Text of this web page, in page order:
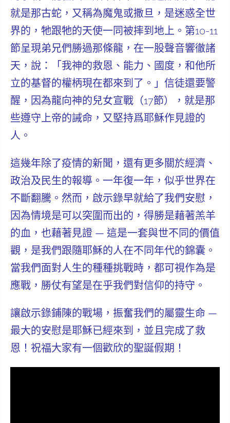
就是那古蛇，又稱為魔鬼或撒旦，是迷惑全世
界的，牠跟牠的天使一同被摔到地上。第10-11
節呈現弟兄們勝過那條龍，在一股聲音響徹諸
天，說：
「我神的救恩、能力、國度，和他所
立的基督的權柄現在都來到了。」 信徒還要警
醒，因為龍向神的兒女宣戰（17節），就是那
些遵守上帝的誡命，又堅持爲耶穌作見證的
人。
這幾年除了疫情的新聞，還有更多關於經濟、
政治及民生的報導。一年復一年，似乎世界在
不斷翻騰。然而，啟示錄早就給了我們安慰，
因為情境是可以突圍而出的，得勝是藉著羔羊
的血，也藉著見證 — 這是一套與世不同的價值
觀，是我們跟隨耶穌的人在不同年代的錦囊。
當我們面對人生的種種挑戰時，都可視作為是
應戰，勝仗有望是在乎我們對信仰的持守。
讓啟示錄鋪陳的戰場，振奮我們的屬靈生命 —
最大的安慰是耶穌已經來到，並且完成了救
恩！祝福大家有一個歡欣的聖誕假期！